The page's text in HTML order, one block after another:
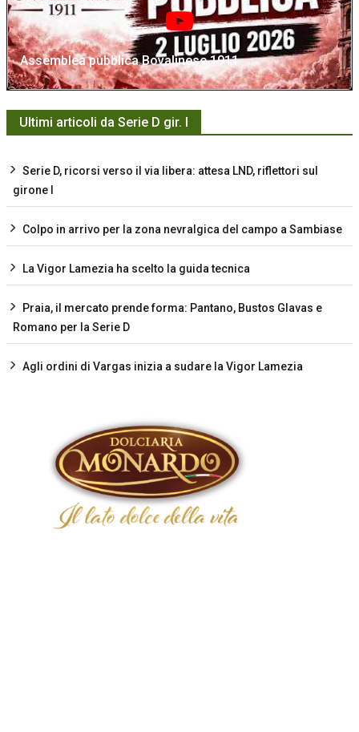
Assemblea pubblica Bovalinese 1911
Ultimi articoli da Serie D gir. I
Serie D, ricorsi verso il via libera: attesa LND, riflettori sul
girone I
Colpo in arrivo per la zona nevralgica del campo a Sambiase
La Vigor Lamezia ha scelto la guida tecnica
Praia, il mercato prende forma: Pantano, Bustos Glavas e
Romano per la Serie D
Agli ordini di Vargas inizia a sudare la Vigor Lamezia